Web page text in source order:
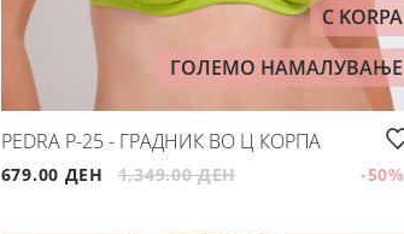
C KORPA
ГОЛЕМО НАМАЛУВАЊЕ
PEDRA P-25 - ГРАДНИК ВО Ц КОРПА
679.00 ДЕН 1,349.00 ДЕН -50%